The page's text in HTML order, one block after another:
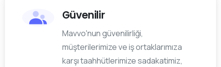
Güvenilir
Mavvo'nun güvenilirliği,
müşterilerimize ve iş ortaklarımıza
karşı taahhütlerimize sadakatimiz,